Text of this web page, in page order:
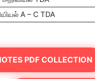
A – C TDA
PDF COLLECTION